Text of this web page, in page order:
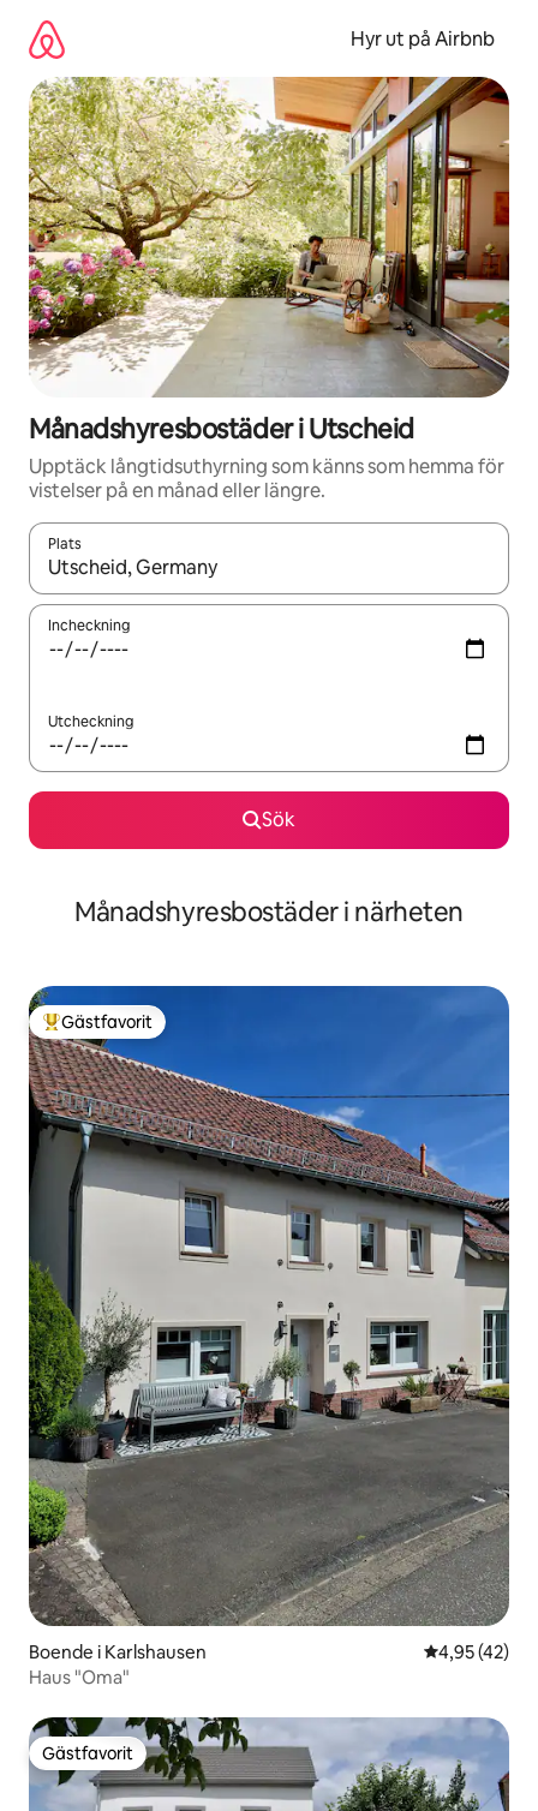
innehåll
Hyr ut på Airbnb
Månadshyresbostäder i Utscheid
Upptäck långtidsuthyrning som känns som hemma för
vistelser på en månad eller längre.
Plats
När resultaten är tillgängliga kan du navigera med upp- och
Incheckning
Utcheckning
Sök
Månadshyresbostäder i närheten
Populär gästfavorit
Gästfavorit
Boende i Karlshausen 4,95 av 5 i
4,95 (42)
Haus "Oma"
Gästfavorit
Gästfavorit